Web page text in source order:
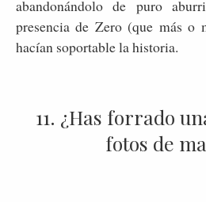
abandonándolo de puro
presencia de Zero (que más o
hacían soportable la historia.
11. ¿Has forrado
fotos de